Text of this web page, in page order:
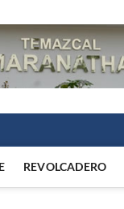
REVOLCADERO